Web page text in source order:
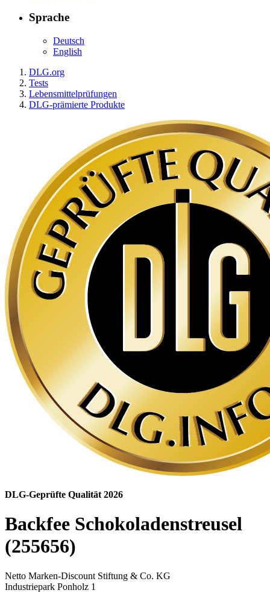
Sprache
Deutsch
English
DLG.org
Tests
Lebensmittelprüfungen
DLG-prämierte Produkte
DLG-Geprüfte Qualität 2026
Backfee Schokoladenstreusel
(255656)
Netto Marken-Discount Stiftung & Co. KG
Industriepark Ponholz 1